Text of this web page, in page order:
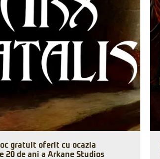
gratuit oferit cu ocazia
20 de ani a Arkane Studios